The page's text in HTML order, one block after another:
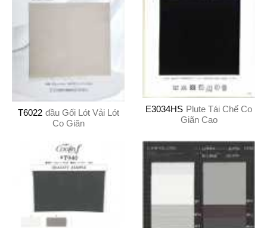
T6022 đầu Gối Lót Vải Lót
Co Giãn
E3034HS Plute Tái Chế Co
Giãn Cao